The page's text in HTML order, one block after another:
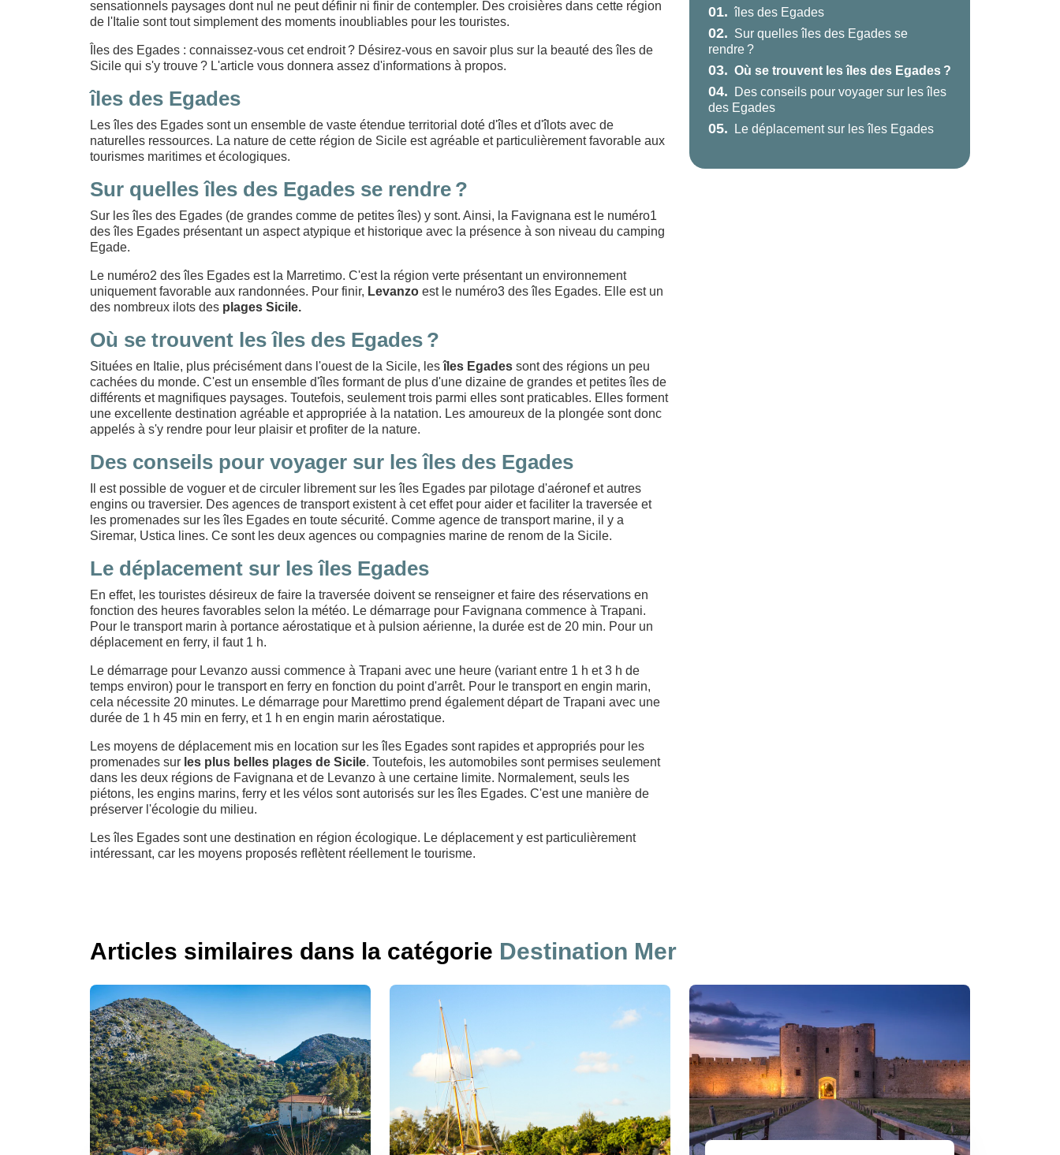
sensationnels paysages dont nul ne peut définir ni finir de contempler. Des croisières dans cette région
de l'Italie sont tout simplement des moments inoubliables pour les touristes.
Îles des Egades : connaissez-vous cet endroit ? Désirez-vous en savoir plus sur la beauté des îles de
Sicile qui s'y trouve ? L'article vous donnera assez d'informations à propos.
îles des Egades
Les îles des Egades sont un ensemble de vaste étendue territorial doté d'îles et d'îlots avec de
naturelles ressources. La nature de cette région de Sicile est agréable et particulièrement favorable aux
tourismes maritimes et écologiques.
Sur quelles îles des Egades se rendre ?
Sur les îles des Egades (de grandes comme de petites îles) y sont. Ainsi, la Favignana est le numéro1
des îles Egades présentant un aspect atypique et historique avec la présence à son niveau du camping
Egade.
Le numéro2 des îles Egades est la Marretimo. C'est la région verte présentant un environnement
uniquement favorable aux randonnées. Pour finir, Levanzo est le numéro3 des îles Egades. Elle est un
des nombreux ilots des plages Sicile.
Où se trouvent les îles des Egades ?
Situées en Italie, plus précisément dans l'ouest de la Sicile, lesîles Egades sont des régions un peu
cachées du monde. C'est un ensemble d'îles formant de plus d'une dizaine de grandes et petites îles de
différents et magnifiques paysages. Toutefois, seulement trois parmi elles sont praticables. Elles forment
une excellente destination agréable et appropriée à la natation. Les amoureux de la plongée sont donc
appelés à s'y rendre pour leur plaisir et profiter de la nature.
Des conseils pour voyager sur les îles des Egades
Il est possible de voguer et de circuler librement sur les îles Egades par pilotage d'aéronef et autres
engins ou traversier. Des agences de transport existent à cet effet pour aider et faciliter la traversée et
les promenades sur les îles Egades en toute sécurité. Comme agence de transport marine, il y a
Siremar, Ustica lines. Ce sont les deux agences ou compagnies marine de renom de la Sicile.
Le déplacement sur les îles Egades
En effet, les touristes désireux de faire la traversée doivent se renseigner et faire des réservations en
fonction des heures favorables selon la météo. Le démarrage pour Favignana commence à Trapani.
Pour le transport marin à portance aérostatique et à pulsion aérienne, la durée est de 20 min. Pour un
déplacement en ferry, il faut 1 h.
Le démarrage pour Levanzo aussi commence à Trapani avec une heure (variant entre 1 h et 3 h de
temps environ) pour le transport en ferry en fonction du point d'arrêt. Pour le transport en engin marin,
cela nécessite 20 minutes. Le démarrage pour Marettimo prend également départ de Trapani avec une
durée de 1 h 45 min en ferry, et 1 h en engin marin aérostatique.
Les moyens de déplacement mis en location sur les îles Egades sont rapides et appropriés pour les
promenades sur les plus belles plages de Sicile. Toutefois, les automobiles sont permises seulement
dans les deux régions de Favignana et de Levanzo à une certaine limite. Normalement, seuls les
piétons, les engins marins, ferry et les vélos sont autorisés sur les îles Egades. C'est une manière de
préserver l'écologie du milieu.
Les îles Egades sont une destination en région écologique. Le déplacement y est particulièrement
intéressant, car les moyens proposés reflètent réellement le tourisme.
01. îles des Egades
02. Sur quelles îles des Egades se
rendre ?
03. Où se trouvent les îles des Egades ?
04.
Des conseils pour voyager sur les îles
des Egades
05. Le déplacement sur les îles Egades
Articles similaires dans la catégorie Destination Mer